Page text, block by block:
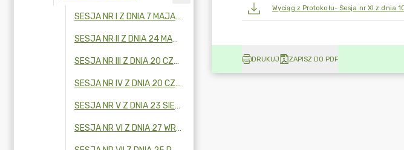
SESJA NR I Z DNIA 7 MAJA 2024 R.
SESJA NR II Z DNIA 24 MAJA 2024 R.
SESJA NR III Z DNIA 20 CZERWCA 2024 R.
SESJA NR IV Z DNIA 20 CZERWCA 2024 R.
SESJA NR V Z DNIA 23 SIERPNIA 2024 R.
SESJA NR VI Z DNIA 27 WRZEŚNIA 2024 R.
Wyciąg z Protokołu- Sesja nr XI z dnia
DRUKUJ ZAPISZ DO PDF